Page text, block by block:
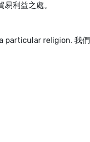
利益之處。
particular religion. 我們